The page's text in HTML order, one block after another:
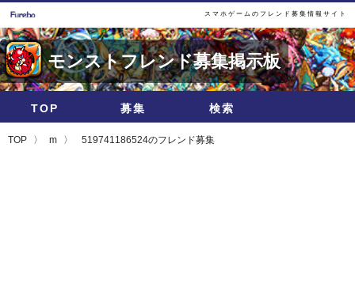
スマホゲームのフレンド募集情報サイト
モンストフレンド募集掲示板
TOP 募集 検索
TOP m 519741186524のフレンド募集